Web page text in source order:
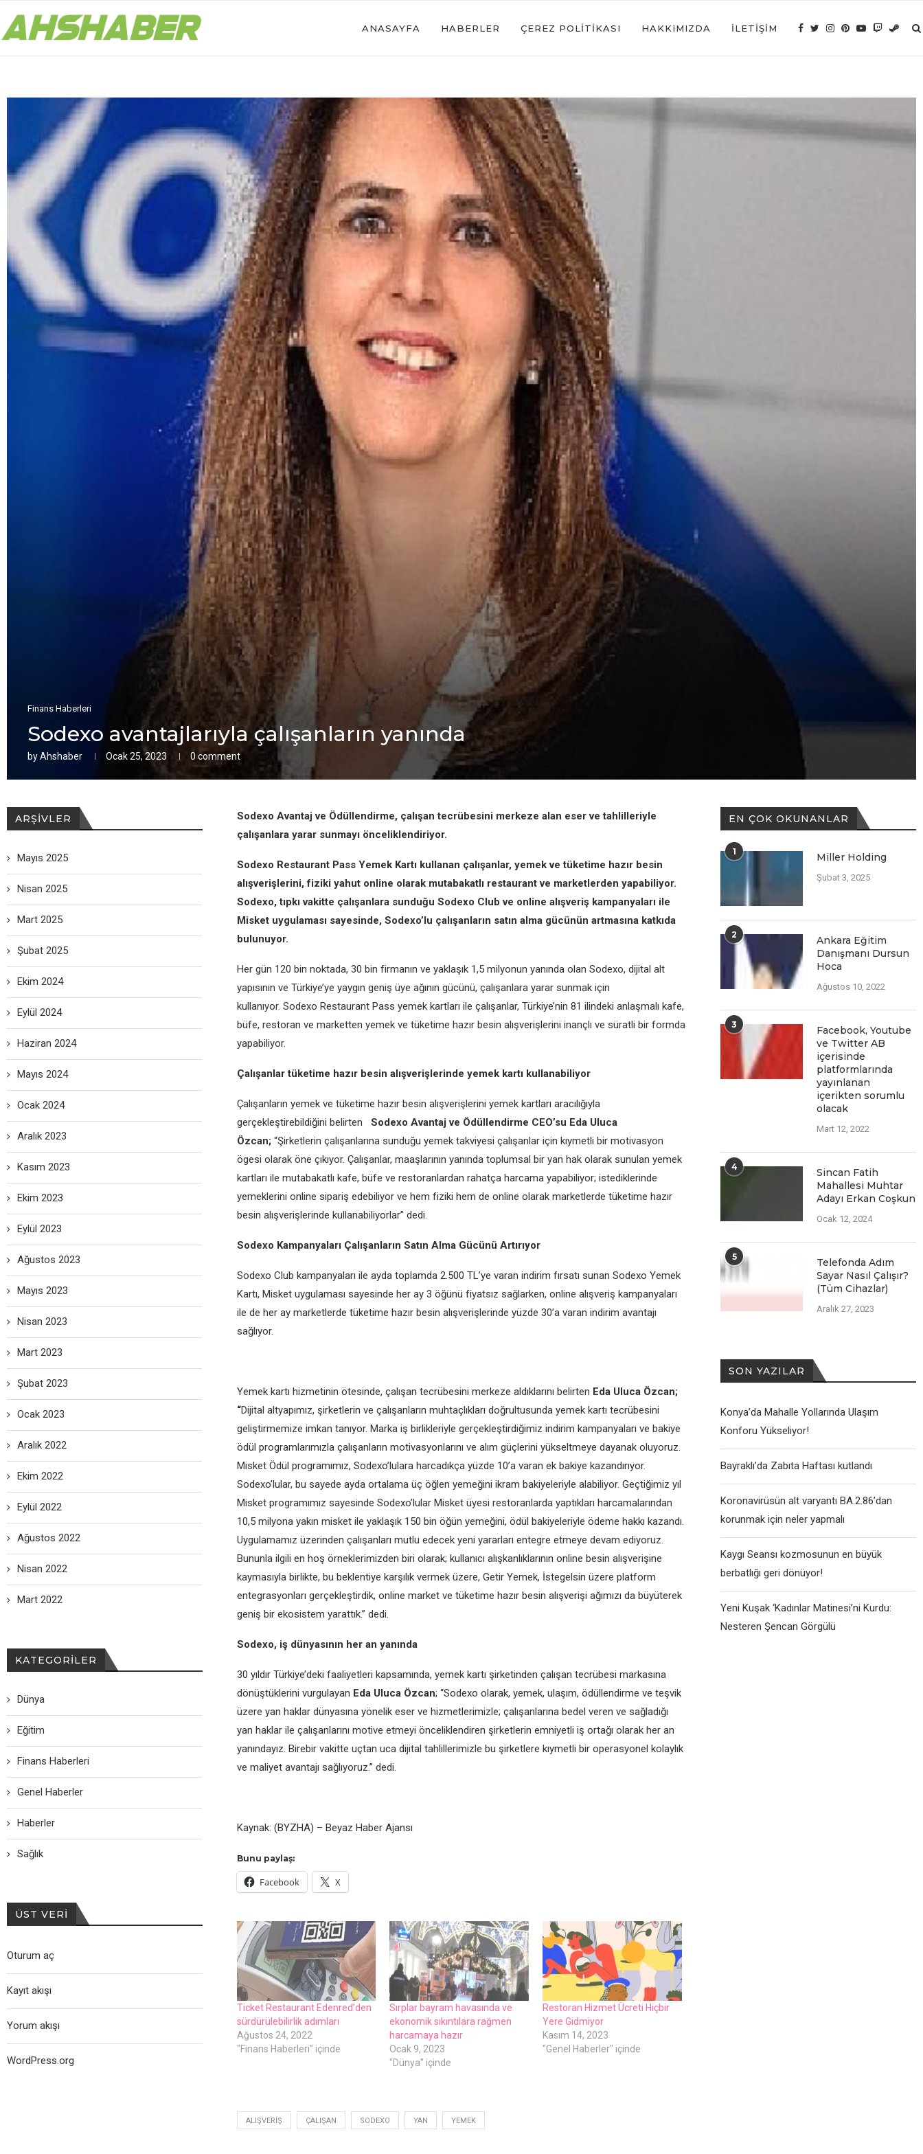
ANASAYFA HABERLER ÇEREZ POLITIKASI HAKKIMIZDA İLETIŞIM
Finans Haberleri
Sodexo avantajlarıyla çalışanların yanında
byAhshaber Ocak 25, 2023 0 comment
Sodexo Avantaj ve Ödüllendirme, çalışan tecrübesini merkeze alan eser ve tahlilleriyle
çalışanlara yarar sunmayı önceliklendiriyor.
Sodexo Restaurant Pass Yemek Kartı kullanan çalışanlar, yemek ve tüketime hazır besin
alışverişlerini, fiziki yahut online olarak mutabakatlı restaurant ve marketlerden yapabiliyor.
Sodexo, tıpkı vakitte çalışanlara sunduğu Sodexo Club ve online alışveriş kampanyaları ile
Misket uygulaması sayesinde, Sodexo’lu çalışanların satın alma gücünün artmasına katkıda
bulunuyor.
Her gün 120 bin noktada, 30 bin firmanın ve yaklaşık 1,5 milyonun yanında olan Sodexo, dijital alt
yapısının ve Türkiye’ye yaygın geniş üye ağının gücünü, çalışanlara yarar sunmak için
kullanıyor. Sodexo Restaurant Pass yemek kartları ile çalışanlar, Türkiye’nin 81 ilindeki anlaşmalı kafe,
büfe, restoran ve marketten yemek ve tüketime hazır besin alışverişlerini inançlı ve süratli bir formda
yapabiliyor.
Çalışanlar tüketime hazır besin alışverişlerinde yemek kartı kullanabiliyor
Çalışanların yemek ve tüketime hazır besin alışverişlerini yemek kartları aracılığıyla
gerçekleştirebildiğini belirten Sodexo Avantaj ve Ödüllendirme CEO’su Eda Uluca
Özcan; “Şirketlerin çalışanlarına sunduğu yemek takviyesi çalışanlar için kıymetli bir motivasyon
ögesi olarak öne çıkıyor. Çalışanlar, maaşlarının yanında toplumsal bir yan hak olarak sunulan yemek
kartları ile mutabakatlı kafe, büfe ve restoranlardan rahatça harcama yapabiliyor; istediklerinde
yemeklerini online sipariş edebiliyor ve hem fiziki hem de online olarak marketlerde tüketime hazır
besin alışverişlerinde kullanabiliyorlar” dedi.
Sodexo Kampanyaları Çalışanların Satın Alma Gücünü Artırıyor
Sodexo Club kampanyaları ile ayda toplamda 2.500 TL’ye varan indirim fırsatı sunan Sodexo Yemek
Kartı, Misket uygulaması sayesinde her ay 3 öğünü fiyatsız sağlarken, online alışveriş kampanyaları
ile de her ay marketlerde tüketime hazır besin alışverişlerinde yüzde 30’a varan indirim avantajı
sağlıyor.
Yemek kartı hizmetinin ötesinde, çalışan tecrübesini merkeze aldıklarını belirten Eda Uluca Özcan;
“Dijital altyapımız, şirketlerin ve çalışanların muhtaçlıkları doğrultusunda yemek kartı tecrübesini
geliştirmemize imkan tanıyor. Marka iş birlikleriyle gerçekleştirdiğimiz indirim kampanyaları ve bakiye
ödül programlarımızla çalışanların motivasyonlarını ve alım güçlerini yükseltmeye dayanak oluyoruz.
Misket Ödül programımız, Sodexo’lulara harcadıkça yüzde 10’a varan ek bakiye kazandırıyor.
Sodexo’lular, bu sayede ayda ortalama üç öğlen yemeğini ikram bakiyeleriyle alabiliyor. Geçtiğimiz yıl
Misket programımız sayesinde Sodexo’lular Misket üyesi restoranlarda yaptıkları harcamalarından
10,5 milyona yakın misket ile yaklaşık 150 bin öğün yemeğini, ödül bakiyeleriyle ödeme hakkı kazandı.
Uygulamamız üzerinden çalışanları mutlu edecek yeni yararları entegre etmeye devam ediyoruz.
Bununla ilgili en hoş örneklerimizden biri olarak; kullanıcı alışkanlıklarının online besin alışverişine
kaymasıyla birlikte, bu beklentiye karşılık vermek üzere, Getir Yemek, İstegelsin üzere platform
entegrasyonları gerçekleştirdik, online market ve tüketime hazır besin alışverişi ağımızı da büyüterek
geniş bir ekosistem yarattık.” dedi.
Sodexo, iş dünyasının her an yanında
30 yıldır Türkiye’deki faaliyetleri kapsamında, yemek kartı şirketinden çalışan tecrübesi markasına
dönüştüklerini vurgulayan Eda Uluca Özcan; “Sodexo olarak, yemek, ulaşım, ödüllendirme ve teşvik
üzere yan haklar dünyasına yönelik eser ve hizmetlerimizle; çalışanlarına bedel veren ve sağladığı
yan haklar ile çalışanlarını motive etmeyi önceliklendiren şirketlerin emniyetli iş ortağı olarak her an
yanındayız. Birebir vakitte uçtan uca dijital tahlillerimizle bu şirketlere kıymetli bir operasyonel kolaylık
ve maliyet avantajı sağlıyoruz.” dedi.
Kaynak: (BYZHA) – Beyaz Haber Ajansı
Bunu paylaş:
Facebook X
Ticket Restaurant Edenred’den
sürdürülebilirlik adımları
Ağustos 24, 2022
"Finans Haberleri" içinde
Sırplar bayram havasında ve
ekonomik sıkıntılara rağmen
harcamaya hazır
Ocak 9, 2023
"Dünya" içinde
Restoran Hizmet Ücreti Hiçbir
Yere Gidmiyor
Kasım 14, 2023
"Genel Haberler" içinde
ALIŞVERIŞ ÇALIŞAN SODEXO YAN YEMEK
EN ÇOK OKUNANLAR
1 Miller Holding
Şubat 3, 2025
2
Ankara Eğitim
Danışmanı Dursun
Hoca
Ağustos 10, 2022
3
Facеbook, Youtubе
vе Twittеr AB
içеrisindе
platformlarında
yayınlanan
içеriktеn sorumlu
olacak
Mart 12, 2022
4
Sincan Fatih
Mahallesi Muhtar
Adayı Erkan Coşkun
Ocak 12, 2024
5
Telefonda Adım
Sayar Nasıl Çalışır?
(Tüm Cihazlar)
Aralık 27, 2023
SON YAZILAR
Konya’da Mahalle Yollarında Ulaşım
Konforu Yükseliyor!
Bayraklı’da Zabıta Haftası kutlandı
Koronavirüsün alt varyantı BA.2.86’dan
korunmak için neler yapmalı
Kaygı Seansı kozmosunun en büyük
berbatlığı geri dönüyor!
Yeni Kuşak ‘Kadınlar Matinesi’ni Kurdu:
Nesteren Şencan Görgülü
ARŞIVLER
Mayıs 2025
Nisan 2025
Mart 2025
Şubat 2025
Ekim 2024
Eylül 2024
Haziran 2024
Mayıs 2024
Ocak 2024
Aralık 2023
Kasım 2023
Ekim 2023
Eylül 2023
Ağustos 2023
Mayıs 2023
Nisan 2023
Mart 2023
Şubat 2023
Ocak 2023
Aralık 2022
Ekim 2022
Eylül 2022
Ağustos 2022
Nisan 2022
Mart 2022
KATEGORILER
Dünya
Eğitim
Finans Haberleri
Genel Haberler
Haberler
Sağlık
ÜST VERI
Oturum aç
Kayıt akışı
Yorum akışı
WordPress.org